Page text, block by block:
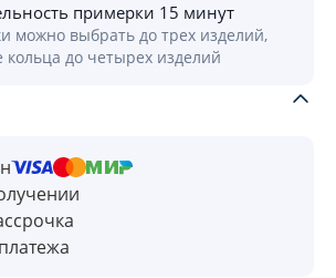
примерки 15 минут
можно выбрать до трех изделий,
до четырех изделий